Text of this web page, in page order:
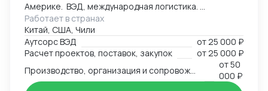
Америке. ВЭД, международная логистика.
Консалтинг. Закупки: оборудование, текстиль,
товары народного потребления. Собственная база
производств, логистика и платежи.
Работает в странах
Китай, США, Чили
Аутсорс ВЭД
от25 000 ₽
Расчет проектов, поставок, закупок
от25 000 ₽
от50
000 ₽